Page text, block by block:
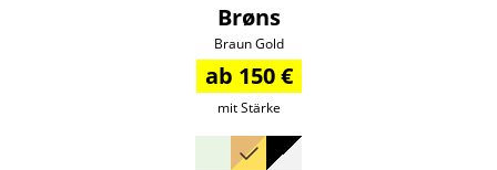
Brøns
Braun Gold
ab 150 €
mit Stärke